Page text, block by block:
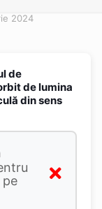
2024
de
de lumina
din sens
pe